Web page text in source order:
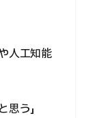
人工知能
う」